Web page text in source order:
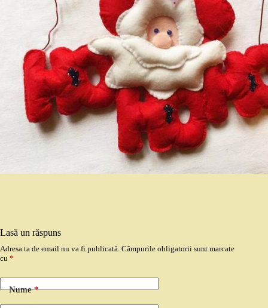
Lasă un răspuns
Adresa ta de email nu va fi publicată. Câmpurile obligatorii sunt marcate
cu *
Nume*